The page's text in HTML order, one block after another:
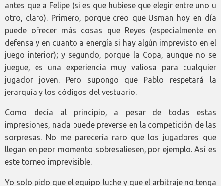
antes que a Felipe (si es que hubiese que elegir entre uno u
otro, claro). Primero, porque creo que Usman hoy en día
puede ofrecer más cosas que Reyes (especialmente en
defensa y en cuanto a energía si hay algún imprevisto en el
juego interior); y segundo, porque la Copa, aunque no se
juegue, es una experiencia muy valiosa para cualquier
jugador joven. Pero supongo que Pablo respetará la
jerarquía y los códigos del vestuario.
Como decía al principio, a pesar de todas estas
impresiones, nada puede preverse en la competición de las
sorpresas. No me parecería raro que los jugadores que
llegan en peor momento sobresaliesen, por ejemplo. Así es
este torneo imprevisible.
Yo solo pido que el equipo luche y que el arbitraje no tenga